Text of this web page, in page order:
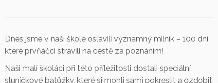
Dnes jsme v naší škole oslavili významný milník – 100 dní,
které prvňáčci strávili na cestě za poznáním!
Naši malí školáci při této příležitosti dostali speciální
sluníčkové batůžky, které si mohli sami pokreslit a ozdobit